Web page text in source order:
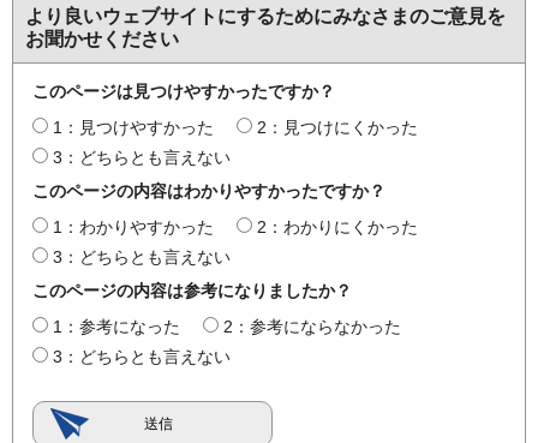
より良いウェブサイトにするためにみなさまのご意見を
お聞かせください
このページは見つけやすかったですか？
1：見つけやすかった
2：見つけにくかった
3：どちらとも言えない
このページの内容はわかりやすかったですか？
1：わかりやすかった
2：わかりにくかった
3：どちらとも言えない
このページの内容は参考になりましたか？
1：参考になった
2：参考にならなかった
3：どちらとも言えない